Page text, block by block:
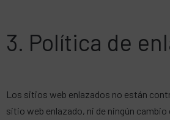
3. Política de
Los sitios web enlazados no están
sitio web enlazado, ni de ningún